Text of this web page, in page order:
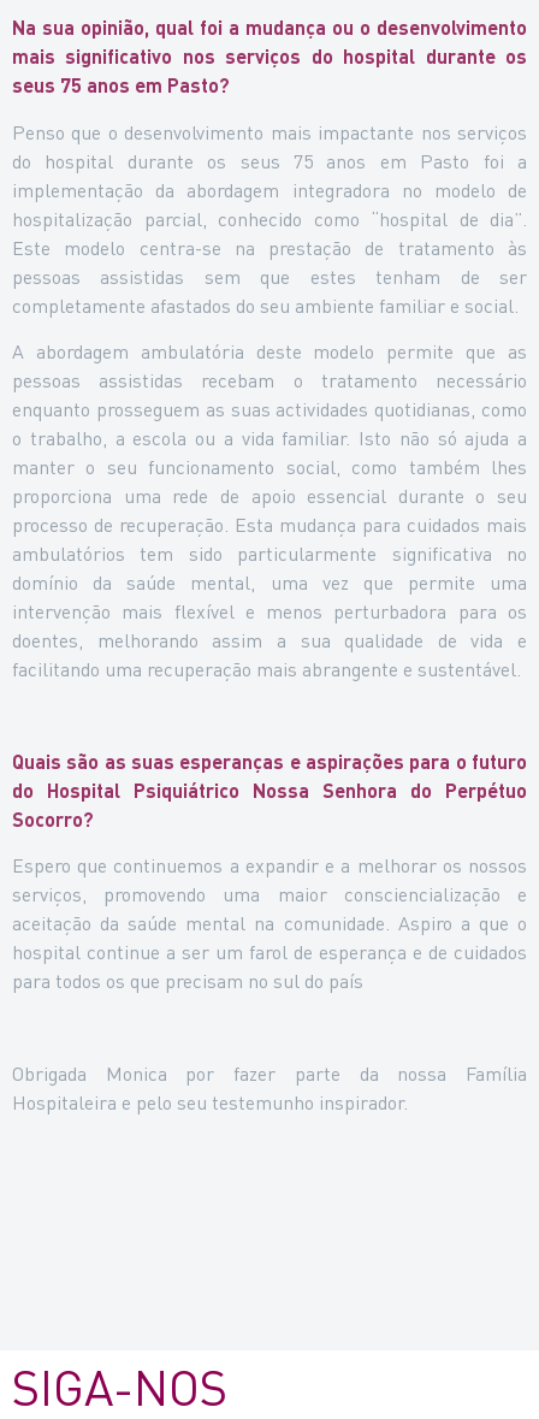
Na sua opinião, qual foi a mudança ou o desenvolvimento
mais significativo nos serviços do hospital durante os
seus 75 anos em Pasto?
Penso que o desenvolvimento mais impactante nos serviços
do hospital durante os seus 75 anos em Pasto foi a
implementação da abordagem integradora no modelo de
hospitalização parcial, conhecido como “hospital de dia”.
Este modelo centra-se na prestação de tratamento às
pessoas assistidas sem que estes tenham de ser
completamente afastados do seu ambiente familiar e social.
A abordagem ambulatória deste modelo permite que as
pessoas assistidas recebam o tratamento necessário
enquanto prosseguem as suas actividades quotidianas, como
o trabalho, a escola ou a vida familiar. Isto não só ajuda a
manter o seu funcionamento social, como também lhes
proporciona uma rede de apoio essencial durante o seu
processo de recuperação. Esta mudança para cuidados mais
ambulatórios tem sido particularmente significativa no
domínio da saúde mental, uma vez que permite uma
intervenção mais flexível e menos perturbadora para os
doentes, melhorando assim a sua qualidade de vida e
facilitando uma recuperação mais abrangente e sustentável.
Quais são as suas esperanças e aspirações para o futuro
do Hospital Psiquiátrico Nossa Senhora do Perpétuo
Socorro?
Espero que continuemos a expandir e a melhorar os nossos
serviços, promovendo uma maior consciencialização e
aceitação da saúde mental na comunidade. Aspiro a que o
hospital continue a ser um farol de esperança e de cuidados
para todos os que precisam no sul do país
Obrigada Monica por fazer parte da nossa Família
Hospitaleira e pelo seu testemunho inspirador.
SIGA-NOS